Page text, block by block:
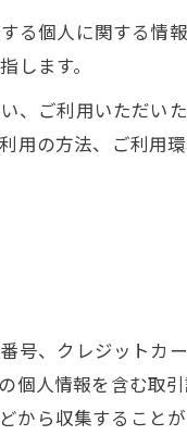
る個人に関する情
ます。
、ご利用いただい
の方法、ご利用環
号、クレジットカ
個人情報を含む取
ら収集することが